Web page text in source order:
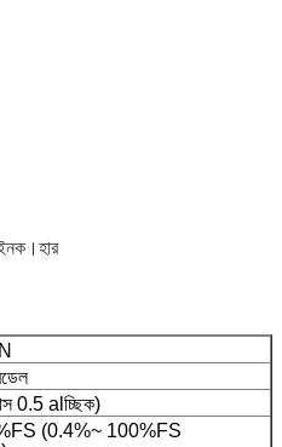
0.5 alচ্ছিক)
(0.4%~ 100%FS